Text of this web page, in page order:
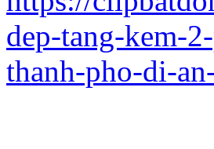
dep-tang-kem-
thanh-pho-di-